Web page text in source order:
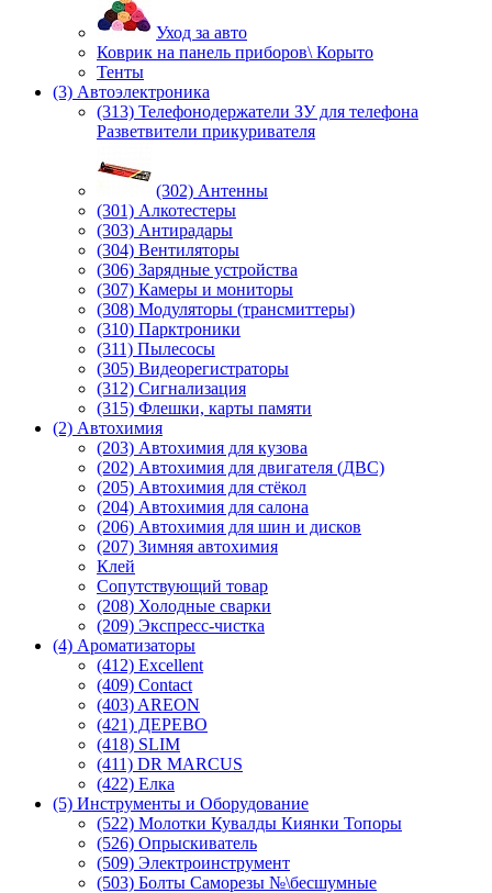
Уход за авто
Коврик на панель приборов\ Корыто
Тенты
(3) Автоэлектроника
(313) Телефонодержатели ЗУ для телефона
Разветвители прикуривателя
(302) Антенны
(301) Алкотестеры
(303) Антирадары
(304) Вентиляторы
(306) Зарядные устройства
(307) Камеры и мониторы
(308) Модуляторы (трансмиттеры)
(310) Парктроники
(311) Пылесосы
(305) Видеорегистраторы
(312) Сигнализация
(315) Флешки, карты памяти
(2) Автохимия
(203) Автохимия для кузова
(202) Автохимия для двигателя (ДВС)
(205) Автохимия для стёкол
(204) Автохимия для салона
(206) Автохимия для шин и дисков
(207) Зимняя автохимия
Клей
Сопутствующий товар
(208) Холодные сварки
(209) Экспреcс-чистка
(4) Ароматизаторы
(412) Excellent
(409) Contact
(403) AREON
(421) ДЕРЕВО
(418) SLIM
(411) DR MARCUS
(422) Елка
(5) Инструменты и Оборудование
(522) Молотки Кувалды Киянки Топоры
(526) Опрыскиватель
(509) Электроинструмент
(503) Болты Саморезы №\бесшумные